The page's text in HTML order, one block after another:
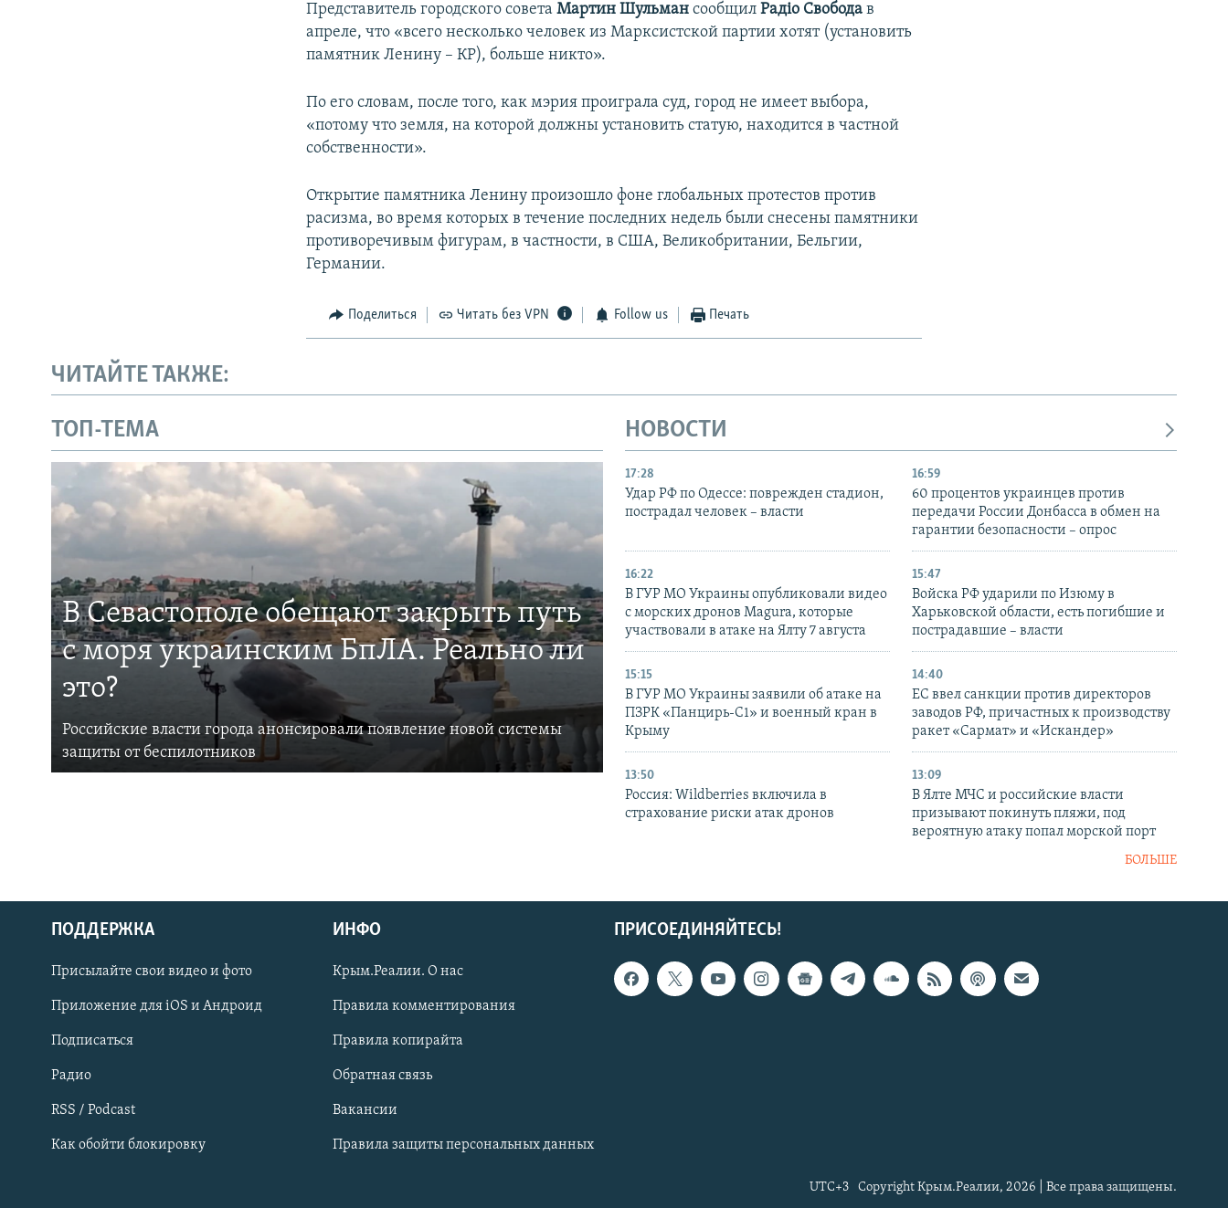
Українською
Qırımtatar
ПРИСОЕДИНЯЙТЕСЬ!
Представитель городского советаМартин ШульмансообщилРадіо Свободав
апреле, что «всего несколько человек из Марксистской партии хотят (установить
памятник Ленину – КР), больше никто».
По его словам, после того, как мэрия проиграла суд, город не имеет выбора,
«потому что земля, на которой должны установить статую, находится в частной
собственности».
Открытие памятника Ленину произошло фоне глобальных протестов против
расизма, во время которых в течение последних недель были снесены памятники
противоречивым фигурам, в частности, в США, Великобритании, Бельгии,
Германии.
Поделиться Читать без VPN Follow us Печать
ЧИТАЙТЕ ТАКЖЕ:
ТОП-ТЕМА
В Севастополе обещают закрыть путь
с моря украинским БпЛА. Реально ли
это?
Российские власти города анонсировали появление новой системы
защиты от беспилотников
НОВОСТИ
17:28
Удар РФ по Одессе: поврежден стадион,
пострадал человек – власти
16:59
60 процентов украинцев против
передачи России Донбасса в обмен на
гарантии безопасности – опрос
16:22
В ГУР МО Украины опубликовали видео
с морских дронов Magura, которые
участвовали в атаке на Ялту 7 августа
15:47
Войска РФ ударили по Изюму в
Харьковской области, есть погибшие и
пострадавшие – власти
15:15
В ГУР МО Украины заявили об атаке на
ПЗРК «Панцирь-С1» и военный кран в
Крыму
14:40
ЕС ввел санкции против директоров
заводов РФ, причастных к производству
ракет «Сармат» и «Искандер»
13:50
Россия: Wildberries включила в
страхование риски атак дронов
13:09
В Ялте МЧС и российские власти
призывают покинуть пляжи, под
вероятную атаку попал морской порт
БОЛЬШЕ
ПРИСОЕДИНЯЙТЕСЬ!
ПОДДЕРЖКА
Присылайте свои видео и фото
Приложение для iOS и Андроид
Подписаться
Радио
RSS / Podcast
Как обойти блокировку
ИНФО
Крым.Реалии. О нас
Правила комментирования
Правила копирайта
Обратная связь
Вакансии
Правила защиты персональных данных
Copyright Крым.Реалии, 2026 | Все права защищены.
UTC+3